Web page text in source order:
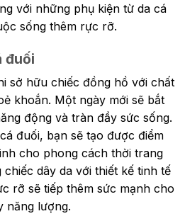
với những phụ kiện từ da cá
sống thêm rực rỡ.
đuối
sở hữu chiếc đồng hồ với chất
khoắn. Một ngày mới sẽ bắt
động và tràn đầy sức sống.
đuối, bạn sẽ tạo được điểm
cho phong cách thời trang
dây da với thiết kế tinh tế
rỡ sẽ tiếp thêm sức mạnh cho
năng lượng.